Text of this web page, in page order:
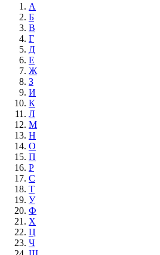
А
Б
В
Г
Д
Е
Ж
З
И
К
Л
М
Н
О
П
Р
С
Т
У
Ф
Х
Ц
Ч